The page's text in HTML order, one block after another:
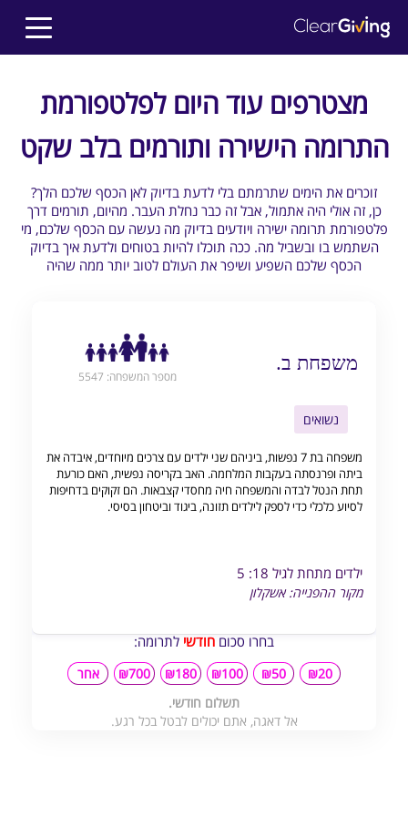
מצטרפים עוד היום לפלטפורמת
התרומה הישירה ותורמים בלב שקט
?זוכרים את הימים שתרמתם בלי לדעת בדיוק לאן הכסף שלכם הלך
כן, זה אולי היה אתמול, אבל זה כבר נחלת העבר. מהיום, תורמים דרך
פלטפורמת תרומה ישירה ויודעים בדיוק מה נעשה עם הכסף שלכם, מי
השתמש בו ובשביל מה. ככה תוכלו להיות בטוחים ולדעת איך בדיוק
הכסף שלכם השפיע ושיפר את העולם לטוב יותר ממה שהיה
מספר המשפחה: 5547
משפחת ב.
נשואים
משפחה בת 7 נפשות, ביניהם שני ילדים עם צרכים מיוחדים, איבדה את
ביתה ופרנסתה בעקבות המלחמה. האב בקריסה נפשית, האם כורעת
תחת הנטל לבדה והמשפחה חיה מחסדי קצבאות. הם זקוקים בדחיפות
לסיוע כלכלי כדי לספק לילדים תזונה, ביגוד וביטחון בסיסי.
ילדים מתחת לגיל 18: 5
מקור ההפנייה: אשקלון
בחרו סכום חודשי לתרומה:
₪20
₪50
₪100
₪180
₪700
אחר
תשלום חודשי.
אל דאגה, אתם יכולים לבטל בכל רגע.